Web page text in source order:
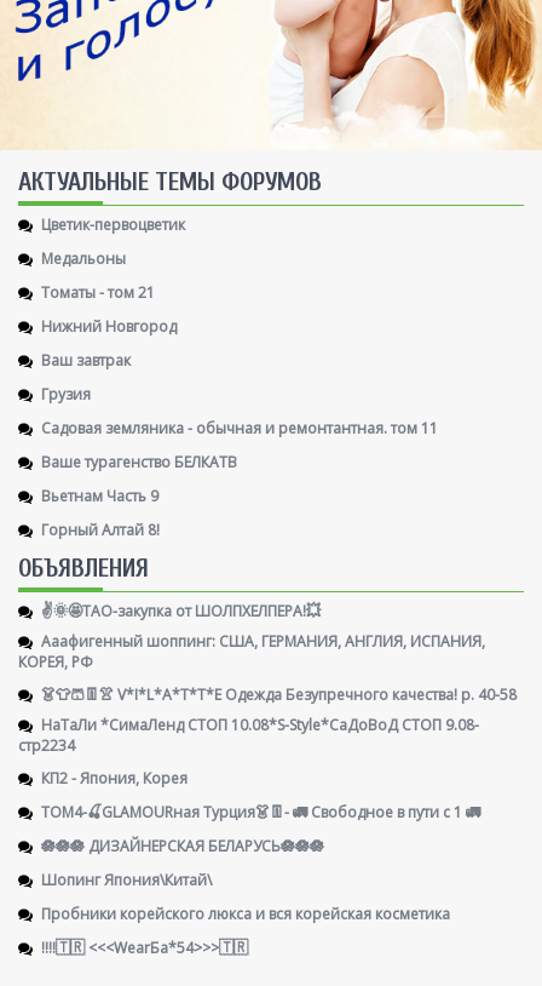
AКТУАЛЬНЫЕ ТЕМЫ ФОРУМОВ
Цветик-первоцветик
Медальоны
Томаты - том 21
Нижний Новгород
Ваш завтрак
Грузия
Садовая земляника - обычная и ремонтантная. том 11
Ваше турагенство БЕЛКАТВ
Вьетнам Часть 9
Горный Алтай 8!
ОБЪЯВЛЕНИЯ
✌️🌞🤩ТАО-закупка от ШОЛПХЕЛПЕРА!💥
Ааафигенный шоппинг: США, ГЕРМАНИЯ, АНГЛИЯ, ИСПАНИЯ,
КОРЕЯ, РФ
👗👕🩳👖👚 V*I*L*A*T*T*E Одежда Безупречного качества! р. 40-58
НаТаЛи *СимаЛенд СТОП 10.08*S-Style*СаДоВоД СТОП 9.08-
стр2234
КП2 - Япония, Корея
ТОМ4-🍒GLAMOURная Турция👗👖- 🚛 Свободное в пути с 1 🚛
🪷🪷🪷 ДИЗАЙНЕРСКАЯ БЕЛАРУСЬ🪷🪷🪷
Шопинг Япония\Китай\
Пробники корейского люкса и вся корейская косметика
!!!!🇹🇷 <<<WearБа*54>>>🇹🇷